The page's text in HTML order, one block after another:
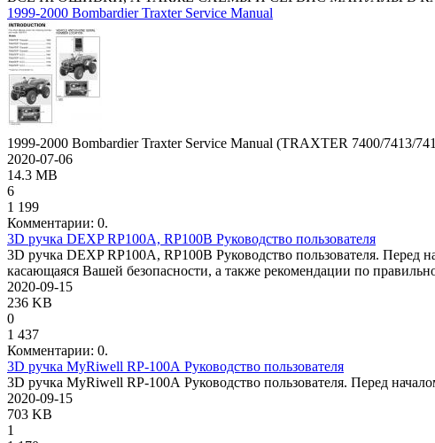
1999-2000 Bombardier Traxter Service Manual
1999-2000 Bombardier Traxter Service Manual (TRAXTER 7400/7413/
2020-07-06
14.3 MB
6
1 199
Комментарии: 0.
3D ручка DEXP RP100A, RP100B Руководство пользователя
3D ручка DEXP RP100A, RP100B Руководство пользователя. Перед
касающаяся Вашей безопасности, а также рекомендации по
2020-09-15
236 KB
0
1 437
Комментарии: 0.
3D ручка MyRiwell RP-100А Руководство пользователя
3D ручка MyRiwell RP-100А Руководство пользователя. Перед
2020-09-15
703 KB
1